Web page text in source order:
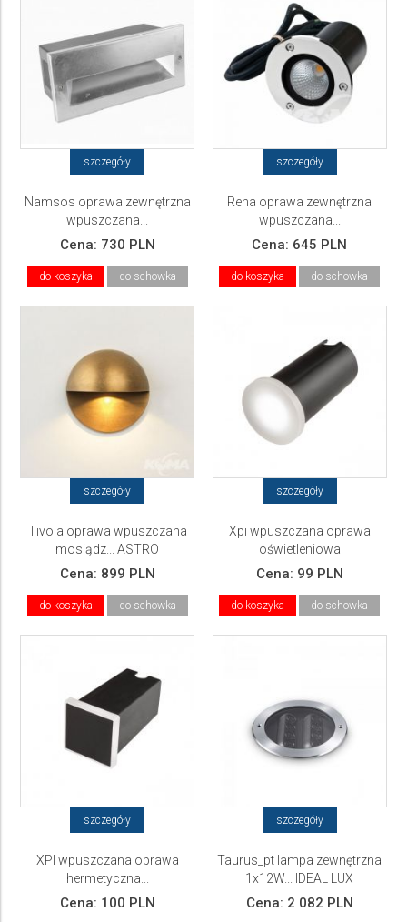
szczegóły
Namsos oprawa zewnętrzna
wpuszczana...
Cena: 730 PLN
do koszyka do schowka
szczegóły
Rena oprawa zewnętrzna
wpuszczana...
Cena: 645 PLN
do koszyka do schowka
szczegóły
Tivola oprawa wpuszczana
mosiądz... ASTRO
Cena: 899 PLN
do koszyka do schowka
szczegóły
Xpi wpuszczana oprawa
oświetleniowa
Cena: 99 PLN
do koszyka do schowka
szczegóły
XPI wpuszczana oprawa
hermetyczna...
Cena: 100 PLN
szczegóły
Taurus_pt lampa zewnętrzna
1x12W... IDEAL LUX
Cena: 2 082 PLN